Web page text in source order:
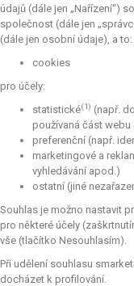
údajů (dále jen „Nařízení“)
společnost (dále jen
(dále jen osobní údaje), a to:
cookies
pro účely:
statistické(1) (např.
používaná část webu
preferenční (např.
marketingové a
vyhledávání apod.)
ostatní (jiné
Souhlas je možno nastavit
pro některé účely
vše (tlačítko Nesouhlasím).
Při udělení souhlasu
docházet k profilování.